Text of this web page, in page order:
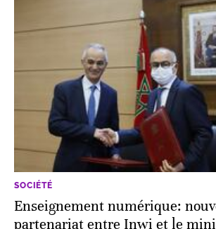
SOCIÉTÉ
Enseignement numérique:
partenariat entre Inwi et le